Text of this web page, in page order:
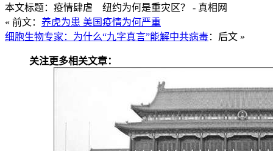
本文标题：疫情肆虐 纽约为何是重灾区？ - 真相网
« 前文： 养虎为患 美国疫情为何严重
细胞生物专家：为什么“九字真言”能解中共病毒：后文 »
关注更多相关文章：